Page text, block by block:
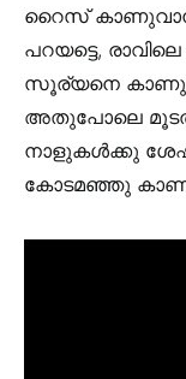
റൈസ്
പറയട്ടെ,
സൂര്യനെ
അതുപോലെ
നാളുകൾക്കു
കോടമഞ്ഞു